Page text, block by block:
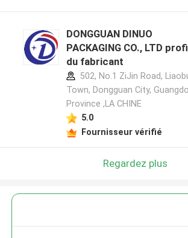
DONGGUAN DINUO
PACKAGING CO., LTD
du fabricant
502, No.1 ZiJin Road,
Town, Dongguan City,
Province ,LA CHINE
5.0
Fournisseur vérifié
Regardez plus